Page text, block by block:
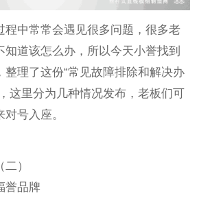
程中常常会遇见很多问题，很多老
道该怎么办，所以今天小誉找到
整理了这份“常见故障排除和解决办
这里分为几种情况发布，老板们可
号入座。
）
誉品牌